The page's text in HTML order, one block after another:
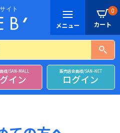
0
様/SAN-MALL
イン
販売店会員様/SAN-NET
ログイン